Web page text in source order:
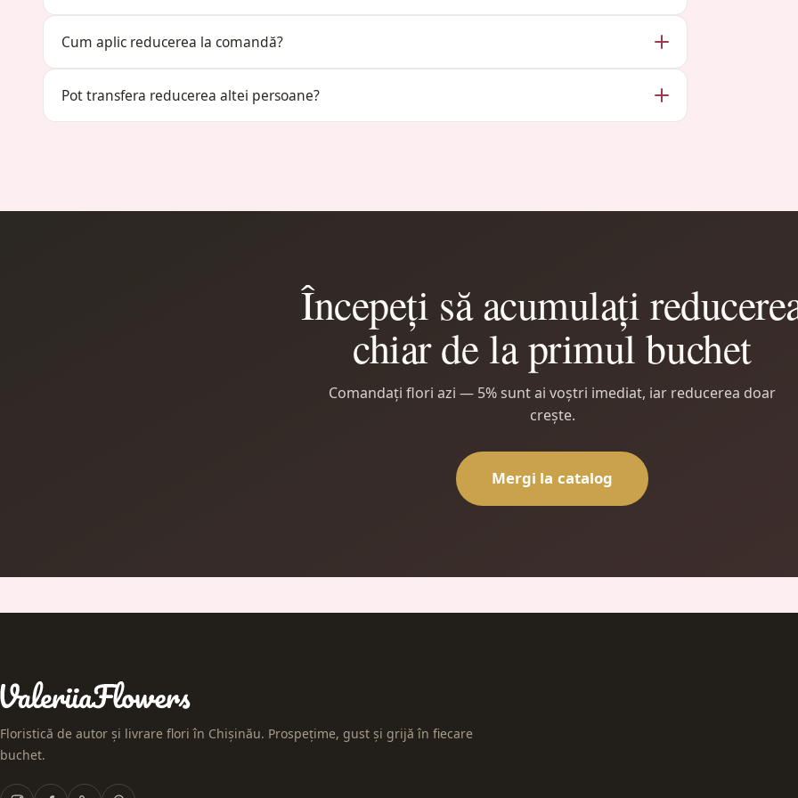
Cum aplic reducerea la comandă?
Pot transfera reducerea altei persoane?
Începeți să acumulați
chiar de la primul buchet
Comandați flori azi — 5% sunt ai voștri imediat, iar reducerea doar
crește.
Mergi la catalog
Floristică de autor și livrare flori în Chișinău. Prospețime, gust și grijă în fiecare
buchet.